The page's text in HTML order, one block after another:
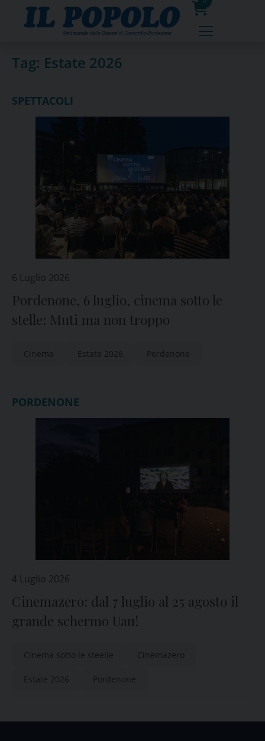
0
prodotti
Tag: Estate 2026
SPETTACOLI
6 Luglio 2026
Pordenone, 6 luglio, cinema sotto le
stelle: Muti ma non troppo
Cinema Estate 2026 Pordenone
PORDENONE
4 Luglio 2026
Cinemazero: dal 7 luglio al 25 agosto il
grande schermo Uau!
Cinema sotto le steelle Cinemazero
Estate 2026 Pordenone